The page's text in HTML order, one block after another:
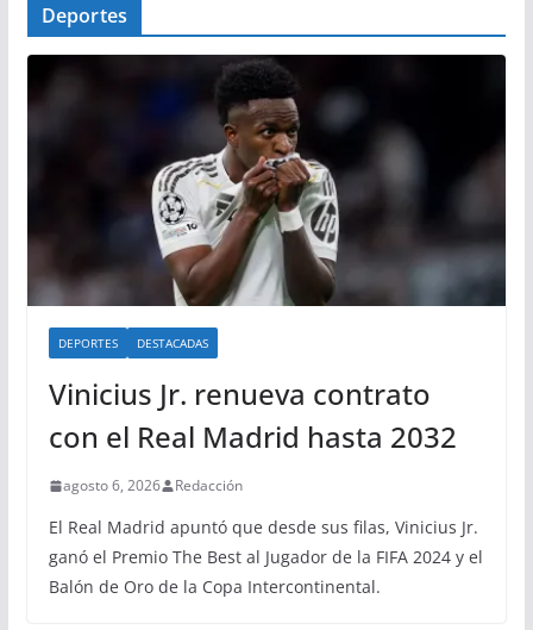
Deportes
DEPORTES DESTACADAS
Vinicius Jr. renueva contrato
con el Real Madrid hasta 2032
agosto 6, 2026 Redacción
El Real Madrid apuntó que desde sus filas, Vinicius Jr.
ganó el Premio The Best al Jugador de la FIFA 2024 y el
Balón de Oro de la Copa Intercontinental.